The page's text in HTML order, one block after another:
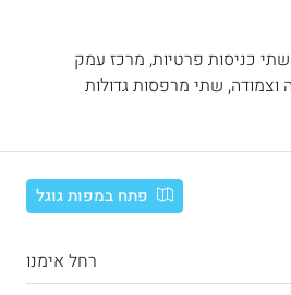
כניסות פרטיות, מרכז עמק
וצמודה, שתי מרפסות גדולות
פתח במפות גוגל
רחל אימנו